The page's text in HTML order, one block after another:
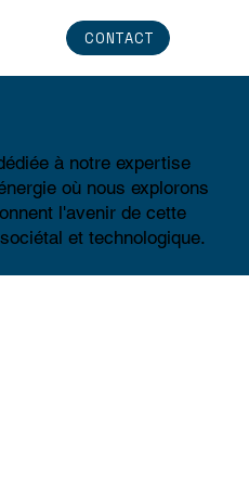
CONTACT
à notre expertise
où nous explorons
l'avenir de cette
et technologique.